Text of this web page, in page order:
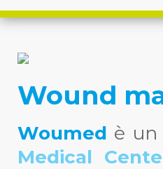
Wound
Woumed è un
Medical